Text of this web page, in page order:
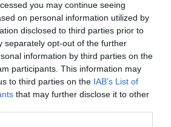
you may continue seeing
on personal information utilized by
disclosed to third parties prior to
separately opt-out of the further
information by third parties on the
participants. This information may
to third parties on the IAB’s List of
that may further disclose it to other
RESERVE CRISTINA MATA